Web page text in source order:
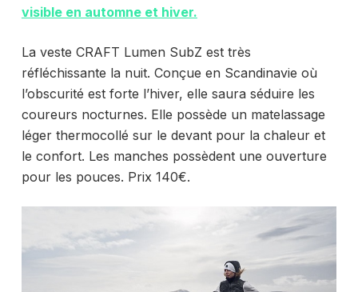
visible en automne et hiver.
La veste CRAFT Lumen SubZ est très
réfléchissante la nuit. Conçue en Scandinavie où
l’obscurité est forte l’hiver, elle saura séduire les
coureurs nocturnes. Elle possède un matelassage
léger thermocollé sur le devant pour la chaleur et
le confort. Les manches possèdent une ouverture
pour les pouces. Prix 140€.